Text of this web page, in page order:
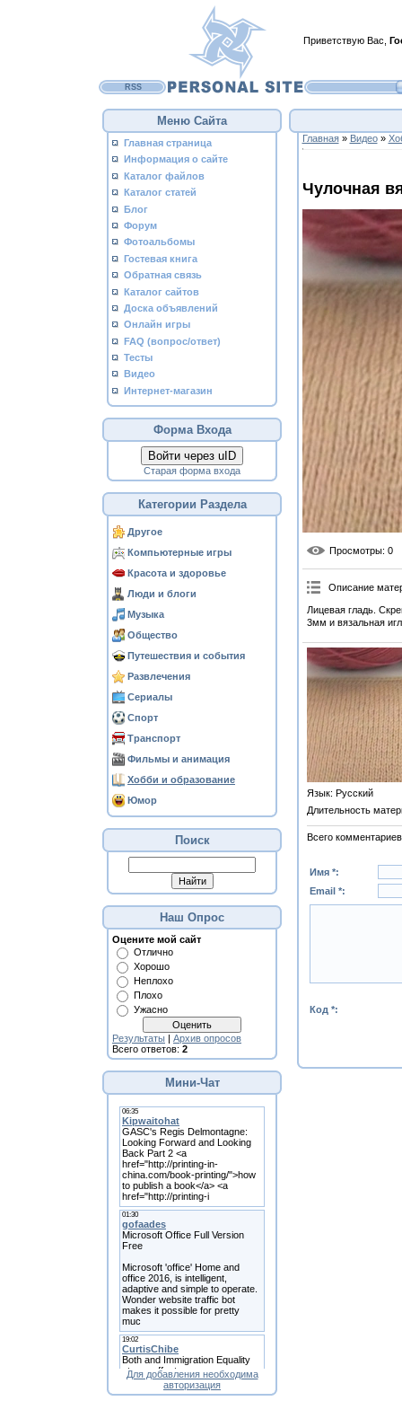
Приветствую Вас
RSS
Меню Сайта
Главная страница
Информация о сайте
Каталог файлов
Каталог статей
Блог
Форум
Фотоальбомы
Гостевая книга
Обратная связь
Каталог сайтов
Доска объявлений
Онлайн игры
FAQ (вопрос/ответ)
Тесты
Видео
Интернет-магазин
Форма Входа
Войти через uID
Старая форма входа
Категории Раздела
Другое
Компьютерные игры
Красота и здоровье
Люди и блоги
Музыка
Общество
Путешествия и события
Развлечения
Сериалы
Спорт
Транспорт
Фильмы и анимация
Хобби и образование
Юмор
Поиск
Наш Опрос
Оцените мой сайт
Отлично
Хорошо
Неплохо
Плохо
Ужасно
Результаты | Архив опросов
Всего ответов: 2
Мини-Чат
Для добавления необходима
авторизация
Главная» Видео»
Чулочная
Просмотры: 0
Описание
Лицевая гладь.
3мм и вязальная
Язык: Русский
Длительность
Всего комментариев
Имя *:
Email *:
Код *: